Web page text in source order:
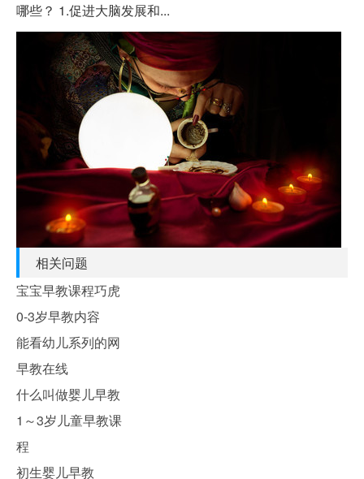
哪些？ 1.促进大脑发展和...
相关问题
宝宝早教课程巧虎
0-3岁早教内容
能看幼儿系列的网
早教在线
什么叫做婴儿早教
1～3岁儿童早教课
程
初生婴儿早教